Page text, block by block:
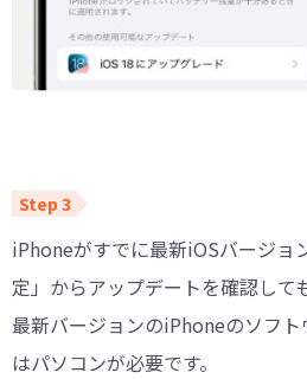
iPhoneがすでに最新iOSバージョ
定」からアップデートを確認して
最新バージョンのiPhoneのソフ
はパソコンが必要です。